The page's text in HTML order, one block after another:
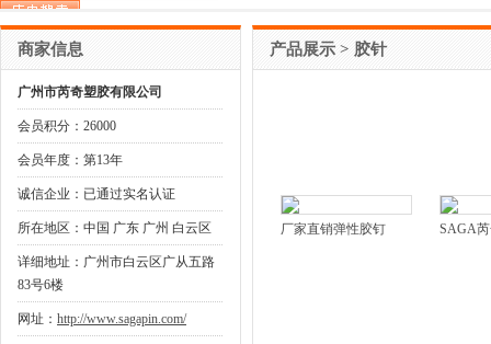
商家信息
广州市芮奇塑胶有限公司
会员积分：26000
会员年度：第13年
诚信企业：已通过实名认证
所在地区：中国 广东 广州 白云区
详细地址：广州市白云区广从五路
83号6楼
网址： http://www.sagapin.com/
产品展示 > 胶针
厂家直销弹性胶钉 SAGA